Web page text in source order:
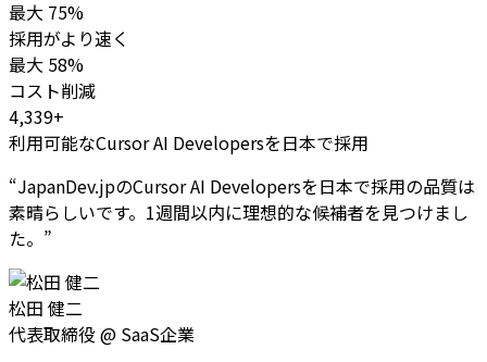
最大 75%
採用がより速く
最大 58%
コスト削減
4,339+
利用可能なCursor AI Developersを日本で採用
“JapanDev.jpのCursor AI Developersを日本で採用の品質は
素晴らしいです。1週間以内に理想的な候補者を見つけまし
た。 ”
松田 健二
代表取締役 @ SaaS企業